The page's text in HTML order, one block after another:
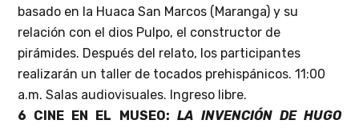
basado en la Huaca San Marcos (Maranga) y su
relación con el dios Pulpo, el constructor de
pirámides. Después del relato, los participantes
realizarán un taller de tocados prehispánicos. 11:00
a.m. Salas audiovisuales. Ingreso libre.
6 CINE EN EL MUSEO: LA INVENCIÓN DE HUGO